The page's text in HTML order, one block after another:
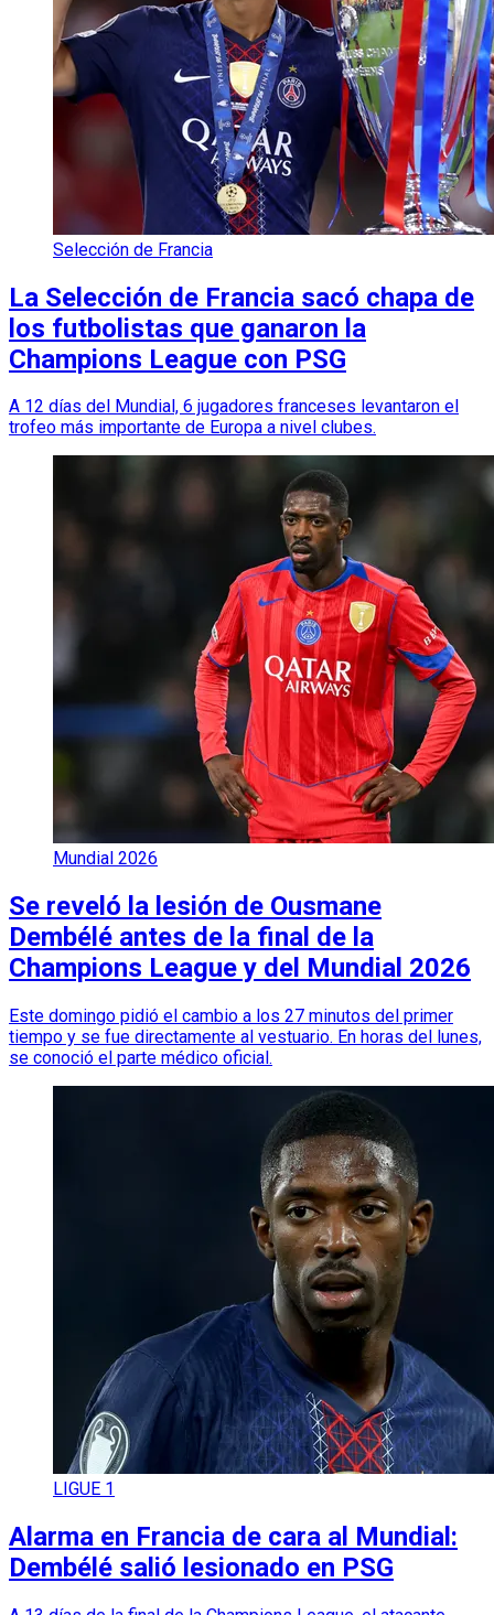
Selección de Francia
La Selección de Francia sacó chapa de
los futbolistas que ganaron la
Champions League con PSG
A 12 días del Mundial, 6 jugadores franceses levantaron el
trofeo más importante de Europa a nivel clubes.
Mundial 2026
Se reveló la lesión de Ousmane
Dembélé antes de la final de la
Champions League y del Mundial 2026
Este domingo pidió el cambio a los 27 minutos del primer
tiempo y se fue directamente al vestuario. En horas del lunes,
se conoció el parte médico oficial.
LIGUE 1
Alarma en Francia de cara al Mundial:
Dembélé salió lesionado en PSG